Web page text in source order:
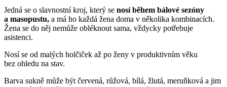
Jedná se o slavnostní kroj, který se nosí během bálové sezóny
a masopustu, a má ho každá žena doma v několika kombinacích.
Žena se do něj nemůže obléknout sama, vždycky potřebuje
asistenci.
Nosí se od malých holčiček až po ženy v produktivním věku
bez ohledu na stav.
Barva sukně může být červená, růžová, bílá, žlutá, meruňková a jim